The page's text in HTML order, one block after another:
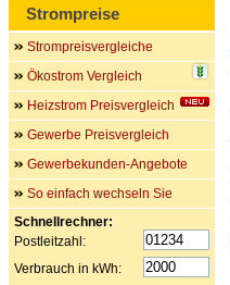
Strompreise
Strompreisvergleiche
Ökostrom Vergleich
Heizstrom Preisvergleich
Gewerbe Preisvergleich
Gewerbekunden-Angebote
So einfach wechseln Sie
Schnellrechner:
Postleitzahl:
Verbrauch in kWh: